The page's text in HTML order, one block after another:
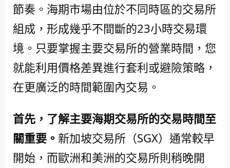
節奏。海期市場由位於不同時區的交易所
組成，形成幾乎不間斷的23小時交易環
境。只要掌握主要交易所的營業時間，您
就能利用價格差異進行套利或避險策略，
在更廣泛的時間範圍內交易。
首先，了解主要海期交易所的交易時間至
關重要。 新加坡交易所（SGX）通常較早
開始，而歐洲和美洲的交易所則稍晚開